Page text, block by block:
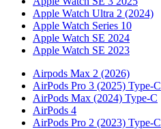
Apple Watch Ultra 2 (2024)
Apple Watch Series 10
Apple Watch SE 2024
Apple Watch SE 2023
Airpods Max 2 (2026)
AirPods Pro 3 (2025) Type-C
AirPods Max (2024) Type-C
AirPods 4
AirPods Pro 2 (2023) Type-C